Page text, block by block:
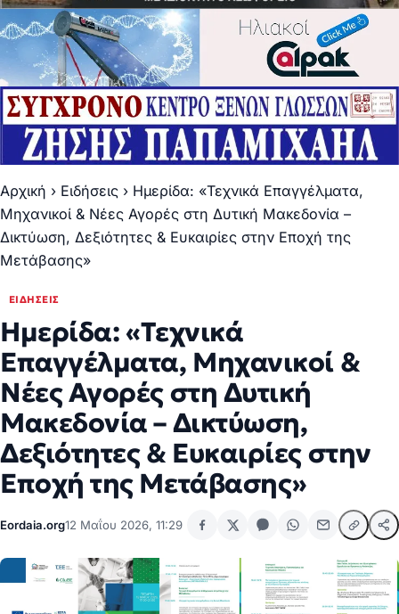
Αρχική › Ειδήσεις › Ημερίδα: «Τεχνικά Επαγγέλματα,
Μηχανικοί & Νέες Αγορές στη Δυτική Μακεδονία –
Δικτύωση, Δεξιότητες & Ευκαιρίες στην Εποχή της
Μετάβασης»
ΕΙΔΉΣΕΙΣ
Ημερίδα: «Τεχνικά
Επαγγέλματα, Μηχανικοί &
Νέες Αγορές στη Δυτική
Μακεδονία – Δικτύωση,
Δεξιότητες & Ευκαιρίες στην
Εποχή της Μετάβασης»
Eordaia.org12 Μαΐου 2026, 11:29